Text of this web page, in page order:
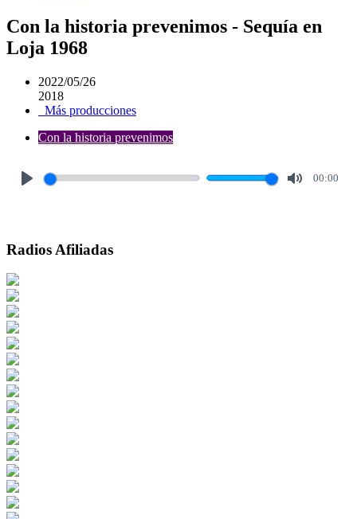
Con la historia prevenimos - Sequía en
Loja 1968
2022/05/26
2018
Más producciones
Con la historia prevenimos
00:00
Radios Afiliadas